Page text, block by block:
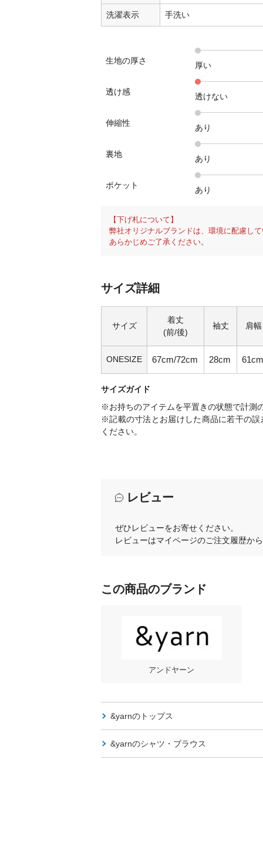
洗濯表示 手洗い
生地の厚さ 厚い
透け感 透けない
伸縮性 あり
裏地 あり
ポケット あり
【下げ札について】
弊社オリジナルブランドは、環境に配慮し
あらかじめご了承ください。
サイズ詳細
サイズ
着丈
(前/後)
袖丈 肩幅
ONESIZE 67cm/72cm 28cm 61cm
サイズガイド
※お持ちのアイテムを平置きの状態で計測
※記載の寸法とお届けした商品に若干の
ください。
レビュー
ぜひレビューをお寄せください。
レビューはマイページのご注文履歴か
この商品のブランド
アンドヤーン
&yarnの トップス
&yarnのシャツ・ブラウス